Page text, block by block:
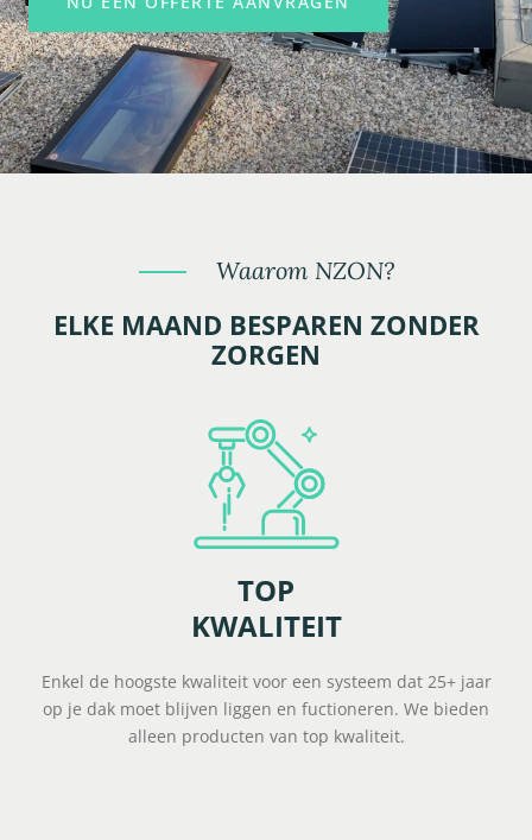
Waarom NZON?
ELKE MAAND BESPAREN ZONDER
ZORGEN
TOP
KWALITEIT
Enkel de hoogste kwaliteit voor een systeem dat 25+ jaar
op je dak moet blijven liggen en fuctioneren. We bieden
alleen producten van top kwaliteit.